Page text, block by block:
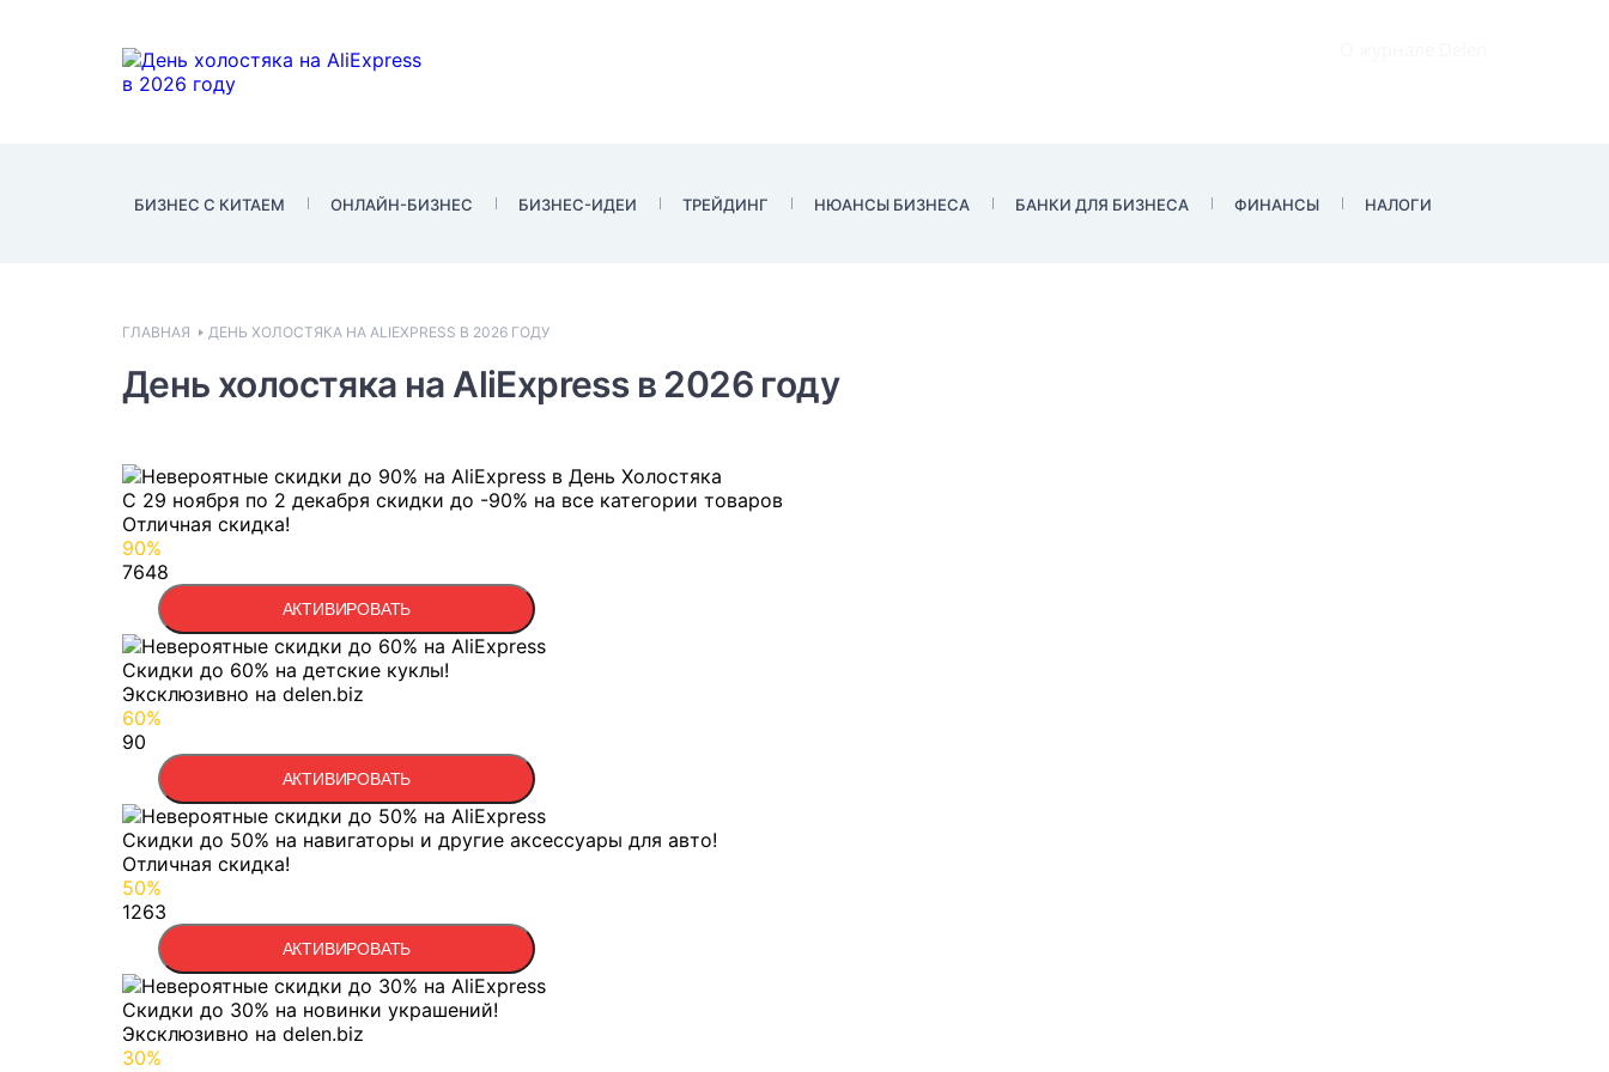
БИЗНЕС С КИТАЕМ ОНЛАЙН-БИЗНЕС БИЗНЕС-ИДЕИ ТРЕЙДИНГ НЮАНСЫ БИЗНЕСА БАНКИ ДЛЯ БИЗНЕСА ФИНАНСЫ НАЛОГИ
ГЛАВНАЯ ДЕНЬ ХОЛОСТЯКА НА ALIEXPRESS В 2026 ГОДУ
День холостяка на AliExpress в 2026 году
С 29 ноября по 2 декабря скидки до -90% на все категории товаров
Отличная скидка!
90%
7648
АКТИВИРОВАТЬ
Скидки до 60% на детские куклы!
Эксклюзивно на delen.biz
60%
90
АКТИВИРОВАТЬ
Скидки до 50% на навигаторы и другие аксессуары для авто!
Отличная скидка!
50%
1263
АКТИВИРОВАТЬ
Скидки до 30% на новинки украшений!
Эксклюзивно на delen.biz
30%